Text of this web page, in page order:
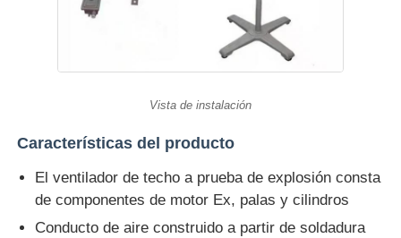
Vista de instalación
Características del producto
El ventilador de techo a prueba de explosión consta
de componentes de motor Ex, palas y cilindros
Conducto de aire construido a partir de soldadura